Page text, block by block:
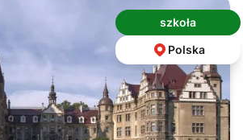
szkoła
Polska